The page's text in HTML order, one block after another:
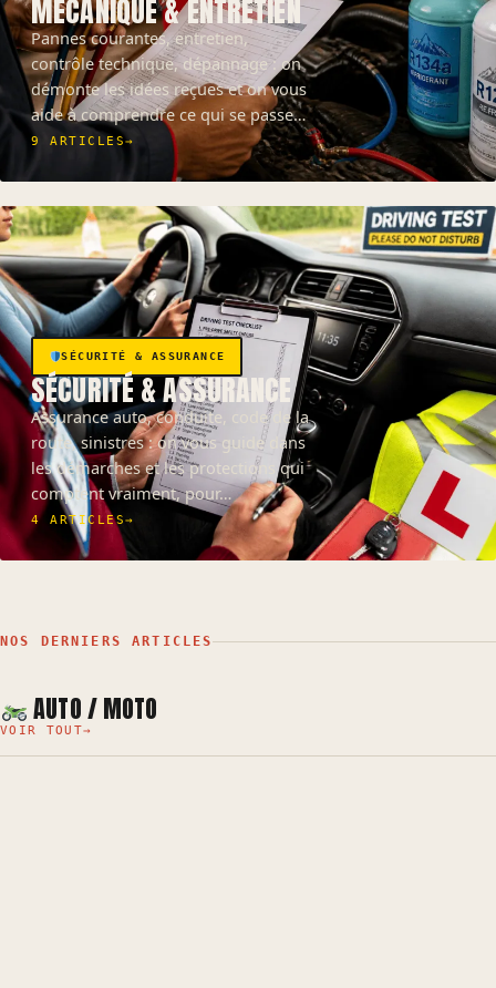
MÉCANIQUE & ENTRETIEN
Pannes courantes, entretien,
contrôle technique, dépannage : on
démonte les idées reçues et on vous
aide à comprendre ce qui se passe…
9 ARTICLES→
SÉCURITÉ & ASSURANCE
SÉCURITÉ & ASSURANCE
Assurance auto, conduite, code de la
route, sinistres : on vous guide dans
les démarches et les protections qui
comptent vraiment, pour…
4 ARTICLES→
NOS DERNIERS ARTICLES
AUTO / MOTO
VOIR TOUT→